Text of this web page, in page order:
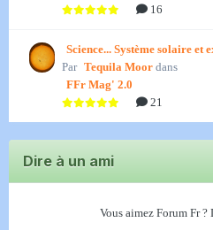
16
Science... Système solaire
Par Tequila Moor dans
FFr Mag' 2.0
21
Dire à un ami
Vous aimez Forum Fr ?